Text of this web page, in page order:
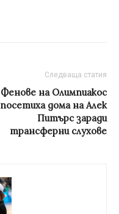
Следваща статия
Фенове на Олимпиакос
посетиха дома на Алек
Питърс заради
трансферни слухове